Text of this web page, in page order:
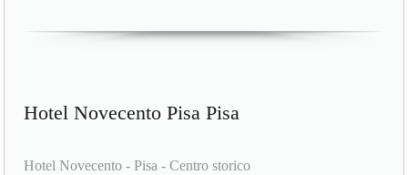
Hotel Novecento Pisa Pisa
Hotel Novecento - Pisa - Centro storico